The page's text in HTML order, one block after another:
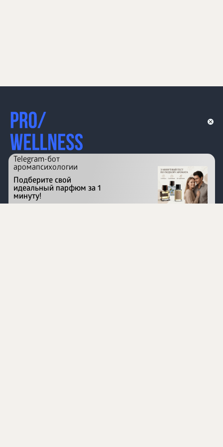
Перейти на сайт
Telegram-бот
аромапсихологии
Подберите свой
идеальный парфюм за 1
минуту!